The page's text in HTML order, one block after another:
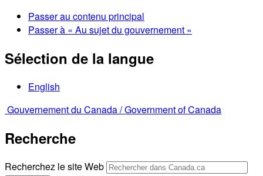
Passer au contenu principal
Passer à « Au sujet du gouvernement »
Sélection de la langue
English
Gouvernement du Canada /Government of Canada
Recherche
Recherchez le site Web